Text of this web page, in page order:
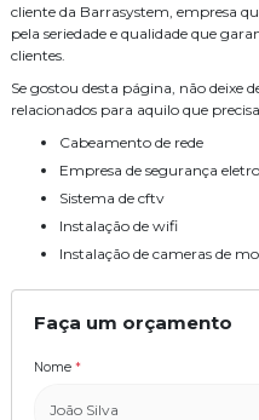
cliente da Barrasystem, empresa
pela seriedade e qualidade que
clientes.
Se gostou desta página, não deixe
relacionados para aquilo que
cabeamento de rede
empresa de segurança
sistema de cftv
instalação de wifi
instalação de cameras de
Faça um orçamento
Nome *